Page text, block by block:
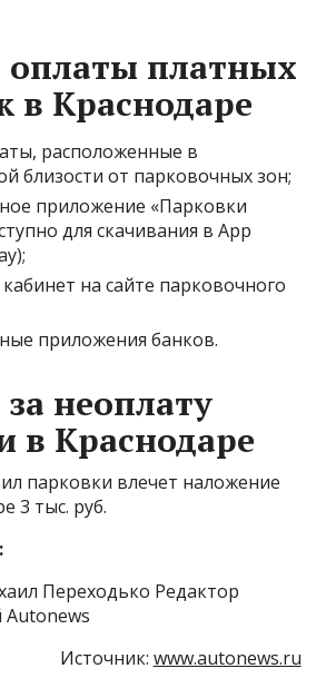
платных
в Краснодаре
расположенные в
близости от парковочных зон;
приложение «Парковки
для скачивания в App
на сайте парковочного
приложения банков.
неоплату
в Краснодаре
парковки влечет наложение
3 тыс. руб.
Переходько Редактор
Autonews
Источник: www.autonews.ru